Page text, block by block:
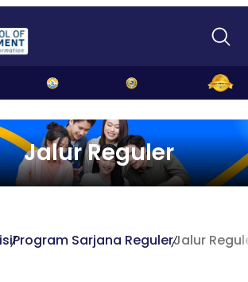
Jalur Reguler
Program Sarjana RegulerJalur